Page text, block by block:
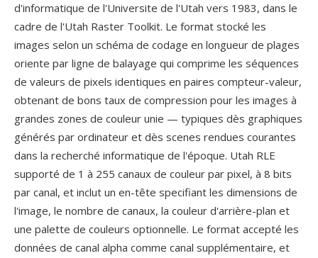
d'informatique de l'Universite de l'Utah vers 1983, dans le
cadre de l'Utah Raster Toolkit. Le format stocké les
images selon un schéma de codage en longueur de plages
oriente par ligne de balayage qui comprime les séquences
de valeurs de pixels identiques en paires compteur-valeur,
obtenant de bons taux de compression pour les images à
grandes zones de couleur unie — typiques dès graphiques
générés par ordinateur et dès scenes rendues courantes
dans la recherché informatique de l'époque. Utah RLE
supporté de 1 à 255 canaux de couleur par pixel, à 8 bits
par canal, et inclut un en-tête specifiant les dimensions de
l'image, le nombre de canaux, la couleur d'arrière-plan et
une palette de couleurs optionnelle. Le format accepté les
données de canal alpha comme canal supplémentaire, et